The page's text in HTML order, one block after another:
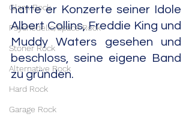
Glam Rock
Psychedelic/Space Rock
Stoner Rock
Alternative Rock
Hard Rock
Garage Rock
hatte er Konzerte seiner Idole
Albert Collins, Freddie King und
Muddy Waters gesehen und
beschloss, seine eigene Band
zu gründen.